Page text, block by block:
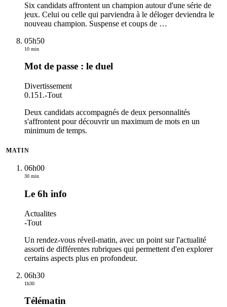
Six candidats affrontent un champion autour d'une série de
jeux. Celui ou celle qui parviendra à le déloger deviendra le
nouveau champion. Suspense et coups de …
05h50
10 min
Mot de passe : le duel
Divertissement
0.151.-Tout
Deux candidats accompagnés de deux personnalités
s'affrontent pour découvrir un maximum de mots en un
minimum de temps.
MATIN
06h00
30 min
Le 6h info
Actualites
-Tout
Un rendez-vous réveil-matin, avec un point sur l'actualité
assorti de différentes rubriques qui permettent d'en explorer
certains aspects plus en profondeur.
06h30
1h30
Télématin